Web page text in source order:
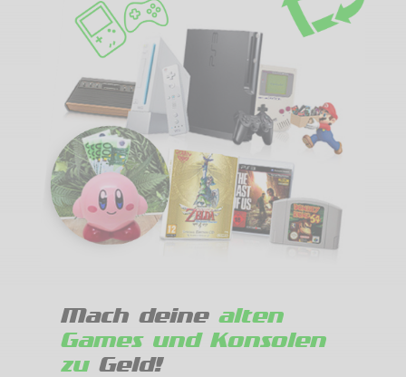
Mach deine alten
Games und Konsolen
zuGeld!